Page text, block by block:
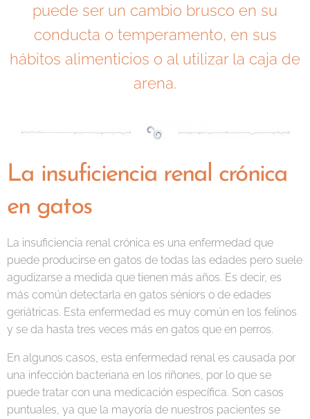
puede ser un cambio brusco en su
conducta o temperamento, en sus
hábitos alimenticios o al utilizar la caja de
arena.
La insuficiencia renal crónica
en gatos
La insuficiencia renal crónica es una enfermedad que
puede producirse en gatos de todas las edades pero suele
agudizarse a medida que tienen más años. Es decir, es
más común detectarla en gatos séniors o de edades
geriátricas. Esta enfermedad es muy común en los felinos
y se da hasta tres veces más en gatos que en perros.
En algunos casos, esta enfermedad renal es causada por
una infección bacteriana en los riñones, por lo que se
puede tratar con una medicación específica. Son casos
puntuales, ya que la mayoría de nuestros pacientes se